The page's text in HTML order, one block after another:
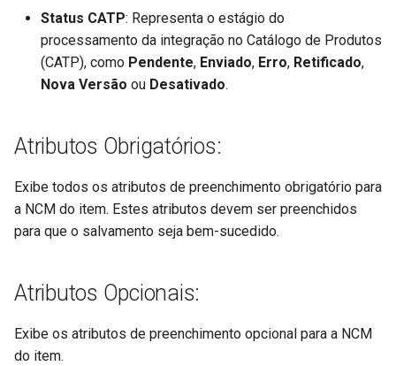
da Expedição (FUTL0125
PLC)
Parâmetros da Promessa
PNEG)
Parâmetros da Política
Formação de Preço de
Status CATP: Representa o estágio do
processamento da integração no Catálogo de Produtos
(CATP), como Pendente, Enviado, Erro, Retificado,
Nova Versão ou Desativado.
Atributos Obrigatórios:
Exibe todos os atributos de preenchimento obrigatório para
a NCM do item. Estes atributos devem ser preenchidos
para que o salvamento seja bem-sucedido.
Atributos Opcionais:
Exibe os atributos de preenchimento opcional para a NCM
do item.